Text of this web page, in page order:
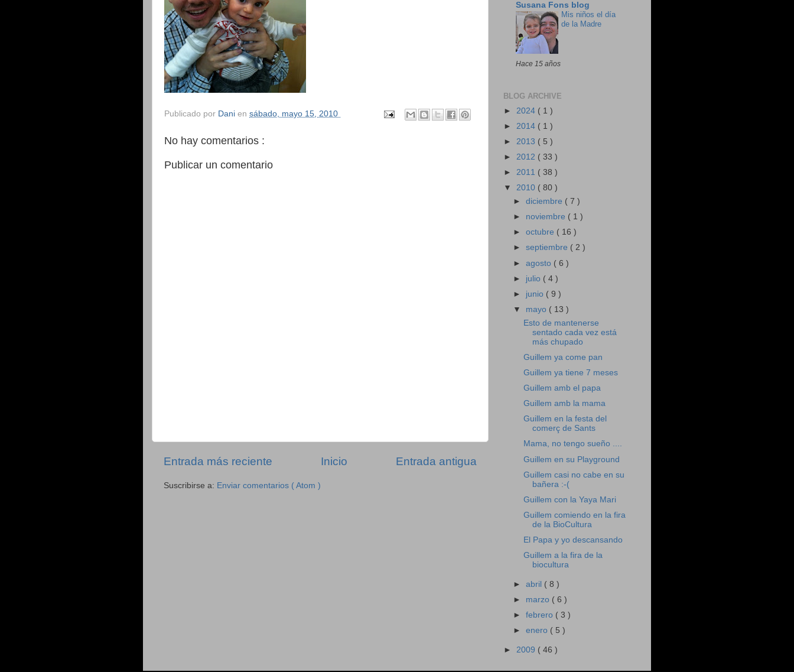
Publicado por Dani en sábado, mayo 15, 2010
No hay comentarios :
Publicar un comentario
Entrada más reciente Entrada antigua
Inicio
Suscribirse a: Enviar comentarios ( Atom )
Susana Fons blog
Mis niños el día
de la Madre
Hace 15 años
BLOG ARCHIVE
► 2024 ( 1 )
► 2014 ( 1 )
► 2013 ( 5 )
► 2012 ( 33 )
► 2011 ( 38 )
▼ 2010 ( 80 )
►diciembre ( 7 )
► noviembre ( 1 )
►octubre ( 16 )
►septiembre ( 2 )
►agosto ( 6 )
► julio ( 4 )
► junio ( 9 )
▼ mayo ( 13 )
Esto de mantenerse
sentado cada vez está
más chupado
Guillem ya come pan
Guillem ya tiene 7 meses
Guillem amb el papa
Guillem amb la mama
Guillem en la festa del
comerç de Sants
Mama, no tengo sueño ....
Guillem en su Playground
Guillem casi no cabe en su
bañera :-(
Guillem con la Yaya Mari
Guillem comiendo en la fira
de la BioCultura
El Papa y yo descansando
Guillem a la fira de la
biocultura
►abril ( 8 )
► marzo ( 6 )
►febrero ( 3 )
►enero ( 5 )
► 2009 ( 46 )